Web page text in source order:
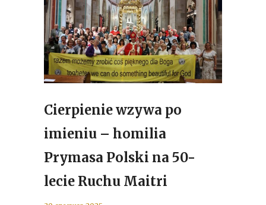
Cierpienie wzywa po
imieniu – homilia
Prymasa Polski na 50-
lecie Ruchu Maitri